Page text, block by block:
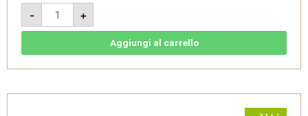
-
Dorico
2019
-
Conero
Cantine
+
Aggiungi al carrello